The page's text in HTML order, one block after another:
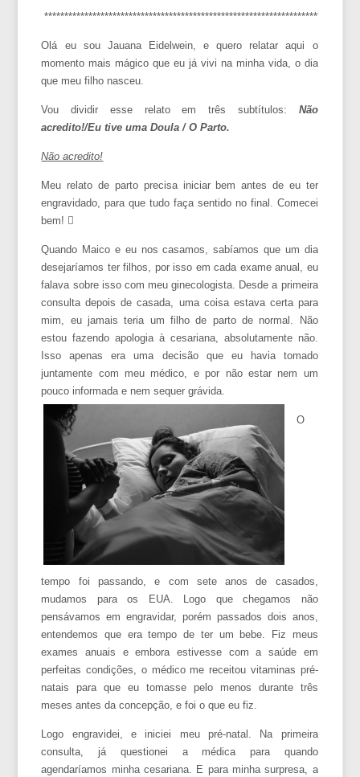
***************************************************************************
Olá eu sou Jauana Eidelwein, e quero relatar aqui o
momento mais mágico que eu já vivi na minha vida, o dia
que meu filho nasceu.
Vou dividir esse relato em três subtítulos: Não
acredito!/Eu tive uma Doula / O Parto.
Não acredito!
Meu relato de parto precisa iniciar bem antes de eu ter
engravidado, para que tudo faça sentido no final. Comecei
bem! 
Quando Maico e eu nos casamos, sabíamos que um dia
desejaríamos ter filhos, por isso em cada exame anual, eu
falava sobre isso com meu ginecologista. Desde a primeira
consulta depois de casada, uma coisa estava certa para
mim, eu jamais teria um filho de parto de normal. Não
estou fazendo apologia à cesariana, absolutamente não.
Isso apenas era uma decisão que eu havia tomado
juntamente com meu médico, e por não estar nem um
pouco informada e nem sequer grávida.
O
tempo foi passando, e com sete anos de casados,
mudamos para os EUA. Logo que chegamos não
pensávamos em engravidar, porém passados dois anos,
entendemos que era tempo de ter um bebe. Fiz meus
exames anuais e embora estivesse com a saúde em
perfeitas condições, o médico me receitou vitaminas pré-
natais para que eu tomasse pelo menos durante três
meses antes da concepção, e foi o que eu fiz.
Logo engravidei, e iniciei meu pré-natal. Na primeira
consulta, já questionei a médica para quando
agendaríamos minha cesariana. E para minha surpresa, a